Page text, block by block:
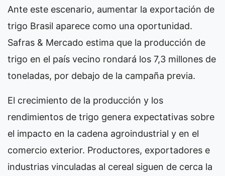
Ante este escenario, aumentar la exportación de
trigo Brasil aparece como una oportunidad.
Safras & Mercado estima que la producción de
trigo en el país vecino rondará los 7,3 millones de
toneladas, por debajo de la campaña previa.
El crecimiento de la producción y los
rendimientos de trigo genera expectativas sobre
el impacto en la cadena agroindustrial y en el
comercio exterior. Productores, exportadores e
industrias vinculadas al cereal siguen de cerca la